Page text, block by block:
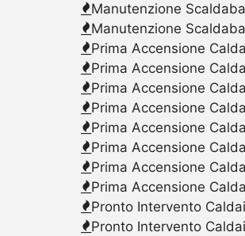
Manutenzione
Manutenzione
Prima Accensione
Prima Accensione
Prima Accensione
Prima Accensione
Prima Accensione
Prima Accensione
Prima Accensione
Prima Accensione
Pronto Intervento
Pronto Intervento